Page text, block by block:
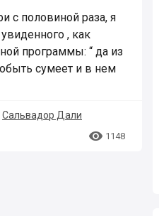
с половиной раза, я
, как
программы: “ да из
сумеет и в нем
Сальвадор Дали
 1148